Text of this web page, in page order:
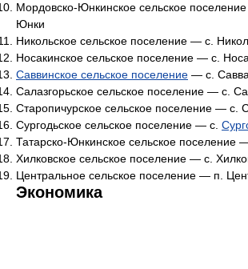
Мордовско-Юнкинское сельское
Юнки
Никольское сельское поселение — с.
Носакинское сельское поселение — с.
Саввинское сельское поселение — с. Савва
Салазгорьское сельское поселение — с.
Старопичурское сельское поселение — с.
Сургодьское сельское поселение — с.
Татарско-Юнкинское сельское поселение
Хилковское сельское поселение — с.
Центральное сельское поселение — п.
Экономика